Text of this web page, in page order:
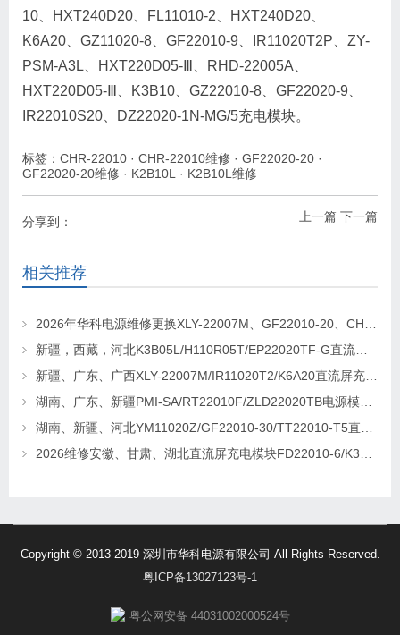
10、HXT240D20、FL11010-2、HXT240D20、
K6A20、GZ11020-8、GF22010-9、IR11020T2P、ZY-
PSM-A3L、HXT220D05-Ⅲ、RHD-22005A、
HXT220D05-Ⅲ、K3B10、GZ22010-8、GF22020-9、
IR22010S20、DZ22020-1N-MG/5充电模块。
标签： CHR-22010 · CHR-22010维修 · GF22020-20 ·
GF22020-20维修 · K2B10L · K2B10L维修
上一篇 下一篇
分享到：
相关推荐
2026年华科电源维修更换XLY-22007M、GF22010-20、CHR-22020直流屏充电模块
新疆，西藏，河北K3B05L/H110R05T/EP22020TF-G直流屏充电模块维修更换
新疆、广东、广西XLY-22007M/IR11020T2/K6A20直流屏充电模块维修更换
湖南、广东、新疆PMI-SA/RT22010F/ZLD22020TB电源模块维修更换
湖南、新疆、河北YM11020Z/GF22010-30/TT22010-T5直流屏充电模块维修更换
2026维修安徽、甘肃、湖北直流屏充电模块FD22010-6/K3B20L/GF22010-10
Copyright © 2013-2019 深圳市华科电源有限公司 All Rights Reserved.
粤ICP备13027123号-1
粤公网安备 44031002000524号